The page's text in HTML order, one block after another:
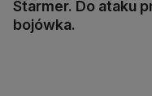
Starmer. Do ataku
bojówka.